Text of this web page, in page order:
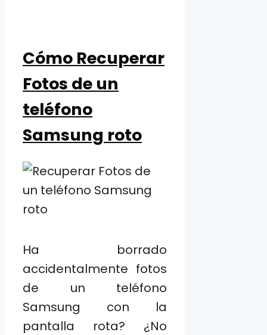
Cómo Recuperar
Fotos de un
teléfono
Samsung roto
Ha borrado
accidentalmente fotos
de un teléfono
Samsung con la
pantalla rota? ¿No